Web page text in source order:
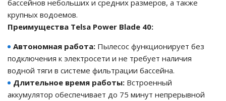
для газовых и
отопления
питания
котла
бассейнов небольших и средних размеров, а также
крупных водоемов.
Преимущества Telsa Power Blade 40:
Автономная работа: Пылесос функционирует без
подключения к электросети и не требует наличия
водной тяги в системе фильтрации бассейна.
Длительное время работы: Встроенный
аккумулятор обеспечивает до 75 минут непрерывной